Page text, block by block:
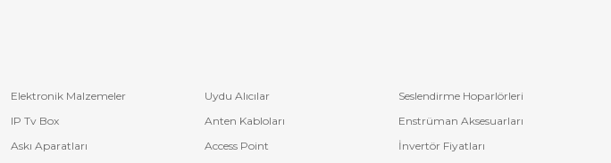
Elektronik Malzemeler Uydu Alıcılar
Seslendirme Hoparlörleri
IP Tv Box Anten Kabloları
Enstrüman Aksesuarları
Askı Aparatları Access Point
İnvertör Fiyatları